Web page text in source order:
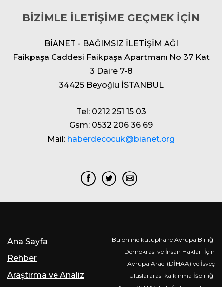
BİZİMLE İLETİŞİME GEÇMEK İÇİN
BİANET - BAĞIMSIZ İLETİŞİM AĞI
Faikpaşa Caddesi Faikpaşa Apartmanı No 37 Kat
3 Daire 7-8
34425 Beyoğlu İSTANBUL
Tel: 0212 251 15 03
Gsm: 0532 206 36 69
Mail: haberdecocuk@bianet.org
Ana Sayfa
Rehber
Araştırma ve Analiz
Bu online kütüphane Avrupa Birliği
Demokrasi ve İnsan Hakları İçin
Avrupa Aracı (DİHAA) ve İsveç
Uluslararası Kalkınma İşbirliği